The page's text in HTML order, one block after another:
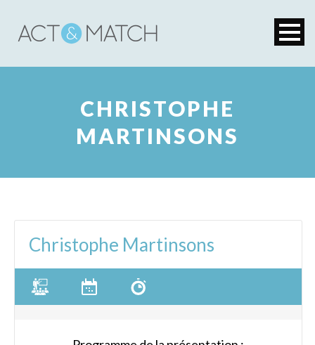
CHRISTOPHE
MARTINSONS
Christophe Martinsons